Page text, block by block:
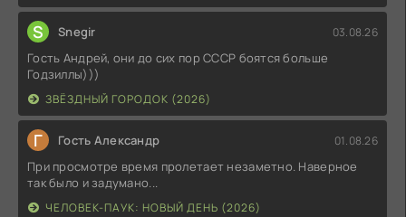
S Snegir 03.08.26
Гость Андрей, они до сих пор СССР боятся больше
Годзиллы)))
ЗВЁЗДНЫЙ ГОРОДОК (2026)
Г Гость Александр 01.08.26
При просмотре время пролетает незаметно. Наверное
так было и задумано...
ЧЕЛОВЕК-ПАУК: НОВЫЙ ДЕНЬ (2026)